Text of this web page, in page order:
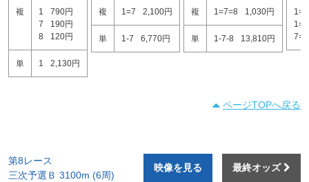
複 1
790円
7
190円
8
120円
単 1 2,130円
複 1=7 2,100円
単 1-7 6,770円
複 1=7=8 1,030円
単 1-7-8 13,810円
1=7
1=8
7=8
ページTOPへ戻る
第8レース
三次予選Ｂ 3100m (6周)
映像を見る 最終オッズ